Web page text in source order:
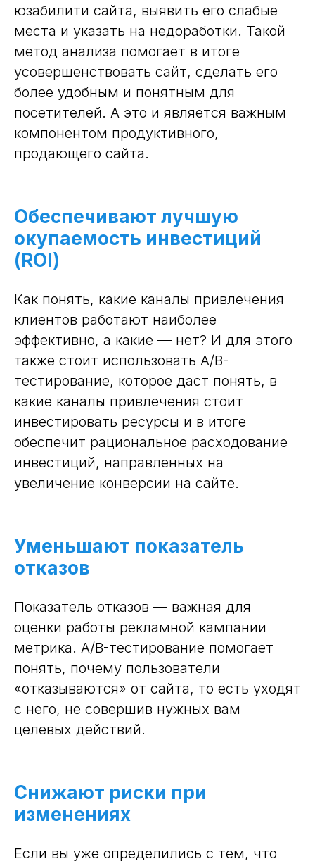
юзабилити сайта, выявить его слабые
места и указать на недоработки. Такой
метод анализа помогает в итоге
усовершенствовать сайт, сделать его
более удобным и понятным для
посетителей. А это и является важным
компонентом продуктивного,
продающего сайта.
Обеспечивают лучшую
окупаемость инвестиций
(ROI)
Как понять, какие каналы привлечения
клиентов работают наиболее
эффективно, а какие — нет? И для этого
также стоит использовать A/B-
тестирование, которое даст понять, в
какие каналы привлечения стоит
инвестировать ресурсы и в итоге
обеспечит рациональное расходование
инвестиций, направленных на
увеличение конверсии на сайте.
Уменьшают показатель
отказов
Показатель отказов — важная для
оценки работы рекламной кампании
метрика. A/B-тестирование помогает
понять, почему пользователи
«отказываются» от сайта, то есть уходят
с него, не совершив нужных вам
целевых действий.
Снижают риски при
изменениях
Если вы уже определились с тем, что